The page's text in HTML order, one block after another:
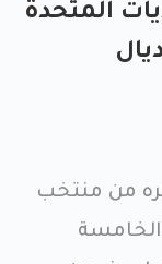
المتحدة
مونديال
من منتخب
الخامسة